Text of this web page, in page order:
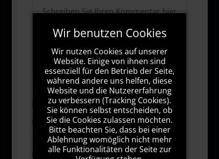
1000Zeichen übrig
Abonnieren
Ich stimme den Allgemeinen
Geschäftsbedingungen zu.
Ich bin damit einverstanden, dass diese Website
Wir benutzen Cookies
Wir nutzen Cookies auf unserer
Website. Einige von ihnen sind
essenziell für den Betrieb der Seite,
während andere uns helfen, diese
Website und die Nutzererfahrung
zu verbessern (Tracking Cookies).
Sie können selbst entscheiden, ob
Sie die Cookies zulassen möchten.
Bitte beachten Sie, dass bei einer
Ablehnung womöglich nicht mehr
alle Funktionalitäten der Seite zur